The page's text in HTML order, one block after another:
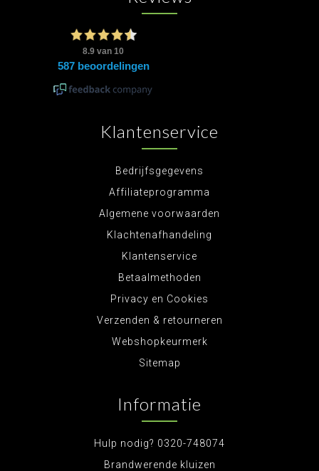
Klantenservice
Bedrijfsgegevens
Affiliateprogramma
Algemene voorwaarden
Klachtenafhandeling
Klantenservice
Betaalmethoden
Privacy en Cookies
Verzenden & retourneren
Webshopkeurmerk
Sitemap
Informatie
Hulp nodig? 0320-748074
Brandwerende kluizen